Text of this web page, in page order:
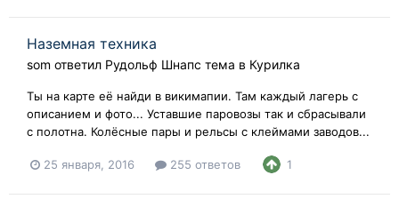
Наземная техника
som ответил Рудольф Шнапс тема в Курилка
Ты на карте её найди в викимапии. Там каждый лагерь с
описанием и фото... Уставшие паровозы так и сбрасывали
с полотна. Колёсные пары и рельсы с клеймами заводов...
25 января, 2016 255 ответов 1